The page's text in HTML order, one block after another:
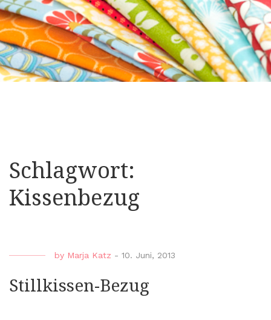
Schlagwort:
Kissenbezug
by Marja Katz - 10. Juni, 2013
Stillkissen-Bezug